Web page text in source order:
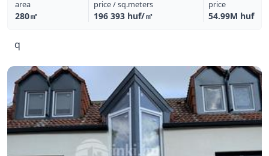
area
280㎡
price / sq.meters
196 393 huf/㎡
price
54.99M huf
q